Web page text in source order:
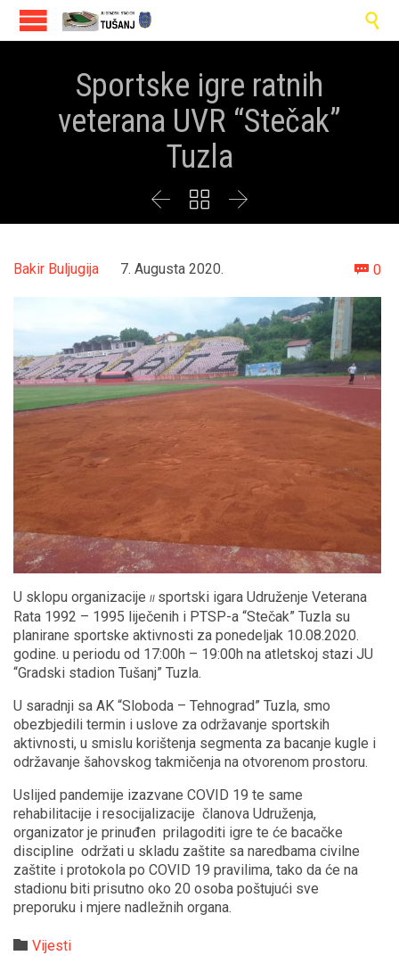

Sportske igre ratnih
veterana UVR “Stečak”
Tuzla
  
Bakir Buljugija 7. Augusta 2020.  0
U sklopu organizacije II sportski igara Udruženje Veterana
Rata 1992 – 1995 liječenih i PTSP-a “Stečak” Tuzla su
planirane sportske aktivnosti za ponedeljak 10.08.2020.
godine. u periodu od 17:00h – 19:00h na atletskoj stazi JU
“Gradski stadion Tušanj” Tuzla.
U saradnji sa AK “Sloboda – Tehnograd” Tuzla, smo
obezbjedili termin i uslove za održavanje sportskih
aktivnosti, u smislu korištenja segmenta za bacanje kugle i
održavanje šahovskog takmičenja na otvorenom prostoru.
Uslijed pandemije izazvane COVID 19 te same
rehabilitacije i resocijalizacije članova Udruženja,
organizator je prinuđen prilagoditi igre te će bacačke
discipline održati u skladu zaštite sa naredbama civilne
zaštite i protokola po COVID 19 pravilima, tako da će na
stadionu biti prisutno oko 20 osoba poštujući sve
preporuku i mjere nadležnih organa.
 Category
Vijesti